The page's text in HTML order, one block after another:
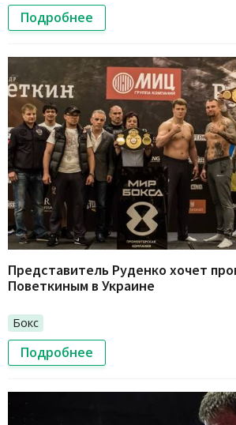
Подробнее
Представитель Руденко хочет
Поветкиным в Украине
Бокс
Подробнее